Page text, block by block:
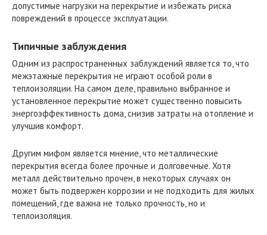
допустимые нагрузки на перекрытие и избежать риска
повреждений в процессе эксплуатации.
Типичные заблуждения
Одним из распространенных заблуждений является то, что
межэтажные перекрытия не играют особой роли в
теплоизоляции. На самом деле, правильно выбранное и
установленное перекрытие может существенно повысить
энергоэффективность дома, снизив затраты на отопление и
улучшив комфорт.
Другим мифом является мнение, что металлические
перекрытия всегда более прочные и долговечные. Хотя
металл действительно прочен, в некоторых случаях он
может быть подвержен коррозии и не подходить для жилых
помещений, где важна не только прочность, но и
теплоизоляция.